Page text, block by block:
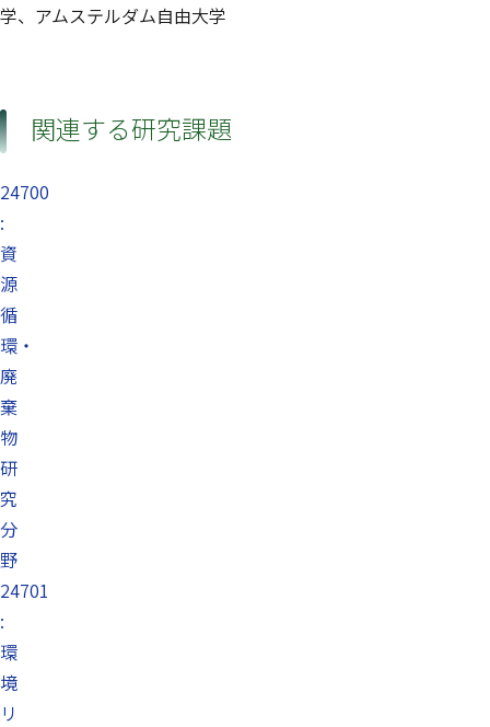
学、アムステルダム自由大学
関連する研究課題
24700
:
資
源
循
環・
廃
棄
物
研
究
分
野
24701
:
環
境
リ